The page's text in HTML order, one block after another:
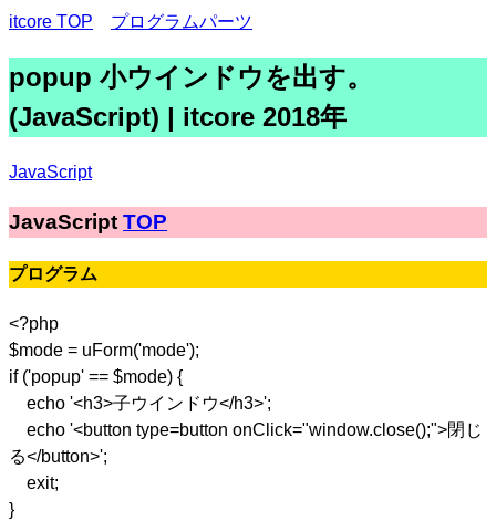
itcore TOP プログラムパーツ
popup 小ウインドウを出す。
(JavaScript) | itcore 2018年
JavaScript
JavaScript TOP
プログラム
<?php
$mode = uForm('mode');
if ('popup' == $mode) {
echo '<h3>子ウインドウ</h3>';
echo '<button type=button onClick="window.close();">閉じ
る</button>';
exit;
}